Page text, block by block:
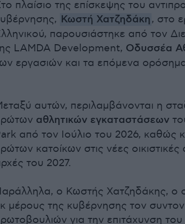
πλαίσιο της επίσκεψης του
Κωστή Χατζηδάκη, στο
παρουσιάστηκε από τον
LAMDA Development, Οδυσσέα
εργασιών και τα επόμενα
αυτών, περιλαμβάνονται η
αθλητικών εγκαταστάσεων
από τον Ιούλιο του 2026, καθώς
κατοίκων στις νέες οικιστικές
του 2027.
ο Κωστής Χατζηδάκης, ο
μέρους της κυβέρνησης τον
για την επιτάχυνση